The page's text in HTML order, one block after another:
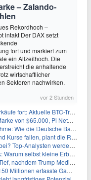
– Zalando-
Rekordhoch –
intakt Der DAX setzt
fort und markiert zum
ein Allzeithoch. Die
die anhaltende
wirtschaftlicher
Sektoren nachwirken.
vor 2 Stunden
Aktuelle BTC-Transaktionen
Pi Network gewinnt an Unterstützung
Bank im Schatten zum großen Gewinner wird
plant die Regierung die Steuer-Bombe
aber die Geschichte sagt etwas anderes
Erbschaften den Fiskus Millionen kosten
Media zwei große Crypto.com-Deals storniert
Ereignisse in Echtzeit-Datenpipeline